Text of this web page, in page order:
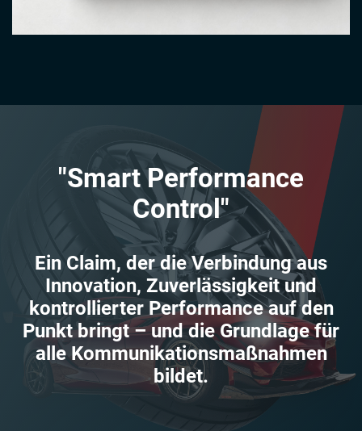
"Smart Performance
Control"
Ein Claim, der die Verbindung aus
Innovation, Zuverlässigkeit und
kontrollierter Performance auf den
Punkt bringt – und die Grundlage für
alle Kommunikationsmaßnahmen
bildet.